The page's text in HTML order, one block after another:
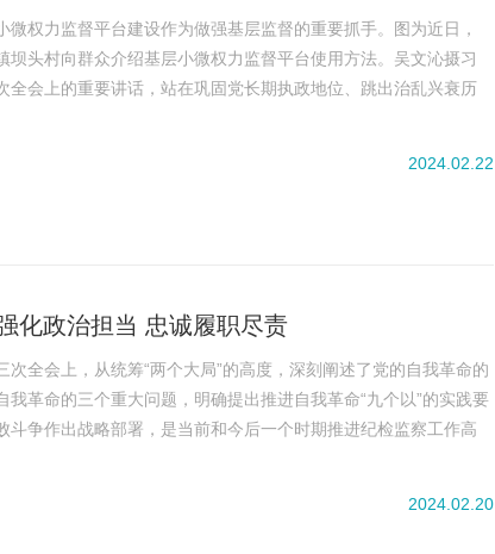
权力监督平台建设作为做强基层监督的重要抓手。图为近日，
坝头村向群众介绍基层小微权力监督平台使用方法。吴文沁摄习
全会上的重要讲话，站在巩固党长期执政地位、跳出治乱兴衰历
2024.02.22
化政治担当 忠诚履职尽责
次全会上，从统筹“两个大局”的高度，深刻阐述了党的自我革命的
革命的三个重大问题，明确提出推进自我革命“九个以”的实践要
斗争作出战略部署，是当前和今后一个时期推进纪检监察工作高
2024.02.20